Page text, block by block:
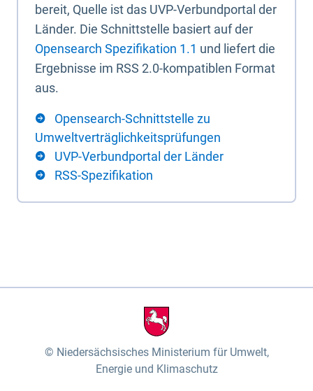
bereit, Quelle ist das UVP-Verbundportal der
Länder. Die Schnittstelle basiert auf der
Opensearch Spezifikation 1.1 und liefert die
Ergebnisse im RSS 2.0-kompatiblen Format
aus.
Opensearch-Schnittstelle zu
Umweltverträglichkeitsprüfungen
UVP-Verbundportal der Länder
RSS-Spezifikation
Niedersächsisches Ministerium für Umwelt,
Energie und Klimaschutz